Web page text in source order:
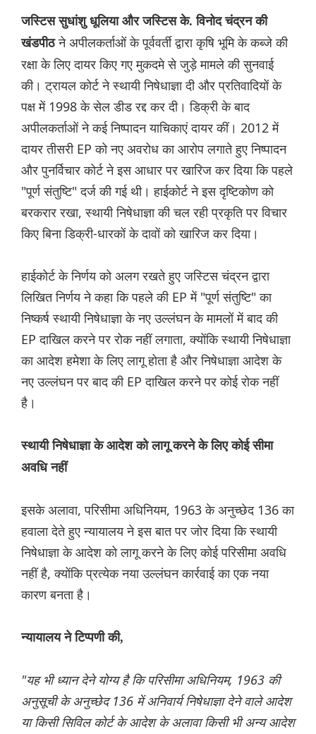
जस्टिस सुधांशु धूलिया और जस्टिस के. विनोद चंद्रन की
खंडपीठने अपीलकर्ताओं के पूर्ववर्ती द्वारा कृषि भूमि के कब्जे की
रक्षा के लिए दायर किए गए मुकदमे से जुड़े मामले की सुनवाई
की। ट्रायल कोर्ट ने स्थायी निषेधाज्ञा दी और प्रतिवादियों के
पक्ष में 1998 के सेल डीड रद्द कर दी। डिक्री के बाद
अपीलकर्ताओं ने कई निष्पादन याचिकाएं दायर कीं। 2012 में
दायर तीसरी EP को नए अवरोध का आरोप लगाते हुए निष्पादन
और पुनर्विचार कोर्ट ने इस आधार पर खारिज कर दिया कि पहले
"पूर्ण संतुष्टि" दर्ज की गई थी। हाईकोर्ट ने इस दृष्टिकोण को
बरकरार रखा, स्थायी निषेधाज्ञा की चल रही प्रकृति पर विचार
किए बिना डिक्री-धारकों के दावों को खारिज कर दिया।
हाईकोर्ट के निर्णय को अलग रखते हुए जस्टिस चंद्रन द्वारा
लिखित निर्णय ने कहा कि पहले की EP में "पूर्ण संतुष्टि" का
निष्कर्ष स्थायी निषेधाज्ञा के नए उल्लंघन के मामलों में बाद की
EP दाखिल करने पर रोक नहीं लगाता, क्योंकि स्थायी निषेधाज्ञा
का आदेश हमेशा के लिए लागू होता है और निषेधाज्ञा आदेश के
नए उल्लंघन पर बाद की EP दाखिल करने पर कोई रोक नहीं
है।
स्थायी निषेधाज्ञा के आदेश को लागू करने के लिए कोई सीमा
अवधि नहीं
इसके अलावा, परिसीमा अधिनियम, 1963 के अनुच्छेद 136 का
हवाला देते हुए न्यायालय ने इस बात पर जोर दिया कि स्थायी
निषेधाज्ञा के आदेश को लागू करने के लिए कोई परिसीमा अवधि
नहीं है, क्योंकि प्रत्येक नया उल्लंघन कार्रवाई का एक नया
कारण बनता है।
न्यायालय ने टिप्पणी की,
"यह भी ध्यान देने योग्य है कि परिसीमा अधिनियम, 1963 की
अनुसूची के अनुच्छेद 136 में अनिवार्य निषेधाज्ञा देने वाले आदेश
या किसी सिविल कोर्ट के आदेश के अलावा किसी भी अन्य आदेश